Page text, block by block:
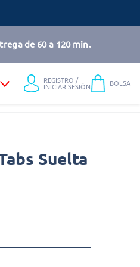
de 60 a 120 min.
REGISTRO /
INICIAR SESIÓN BOLSA
Suelta